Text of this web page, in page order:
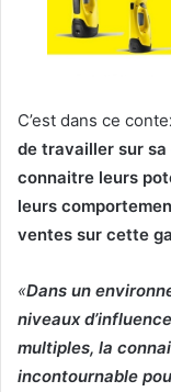
C’est dans ce
de travailler sur sa
connaitre leurs
leurs
ventes sur cette
«Dans un
niveaux
multiples, la
incontournable